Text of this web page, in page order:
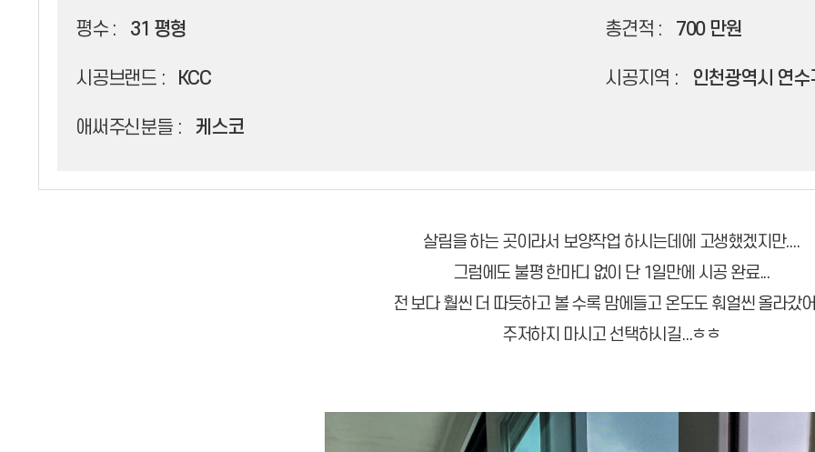
평수 : 31 평형 총견적 : 700 만원
시공브랜드 : KCC 시공지역 : 인천광역시 연
애써주신분들 : 케스코
살림을 하는 곳이라서 보양작업 하시는데에 고생했겠지만....
그럼에도 불평 한마디 없이 단 1일만에 시공 완료...
전 보다 훨씬 더 따듯하고 볼 수록 맘에들고 온도도 훠얼씬 올라갔
주저하지 마시고 선택하시길...ㅎㅎ